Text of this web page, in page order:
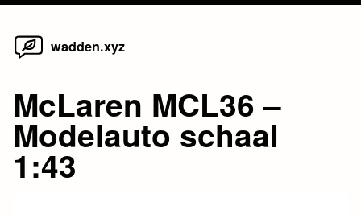
Skip
wadden.xyz
McLaren MCL36 –
Modelauto schaal
1:43